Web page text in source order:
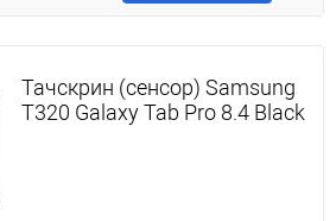
Тачскрин (сенсор) Samsung
T320 Galaxy Tab Pro 8.4 Black